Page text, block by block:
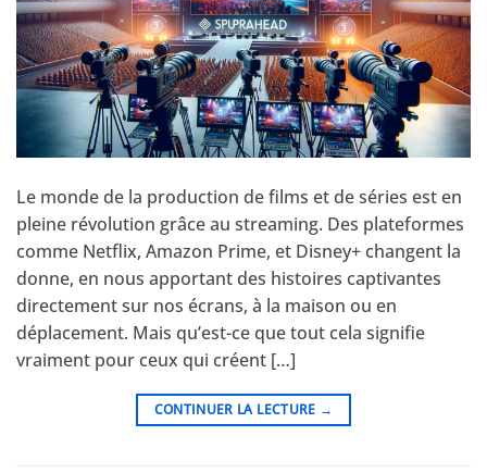
Le monde de la production de films et de séries est en
pleine révolution grâce au streaming. Des plateformes
comme Netflix, Amazon Prime, et Disney+ changent la
donne, en nous apportant des histoires captivantes
directement sur nos écrans, à la maison ou en
déplacement. Mais qu’est-ce que tout cela signifie
vraiment pour ceux qui créent […]
CONTINUER LA LECTURE →